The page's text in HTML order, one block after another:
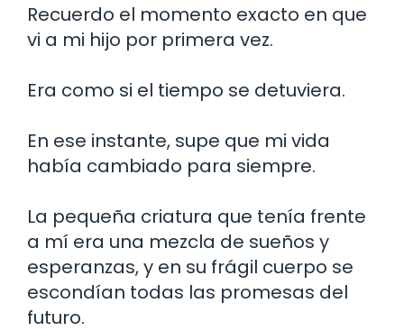
Recuerdo el momento exacto en que
vi a mi hijo por primera vez.
Era como si el tiempo se detuviera.
En ese instante, supe que mi vida
había cambiado para siempre.
La pequeña criatura que tenía frente
a mí era una mezcla de sueños y
esperanzas, y en su frágil cuerpo se
escondían todas las promesas del
futuro.